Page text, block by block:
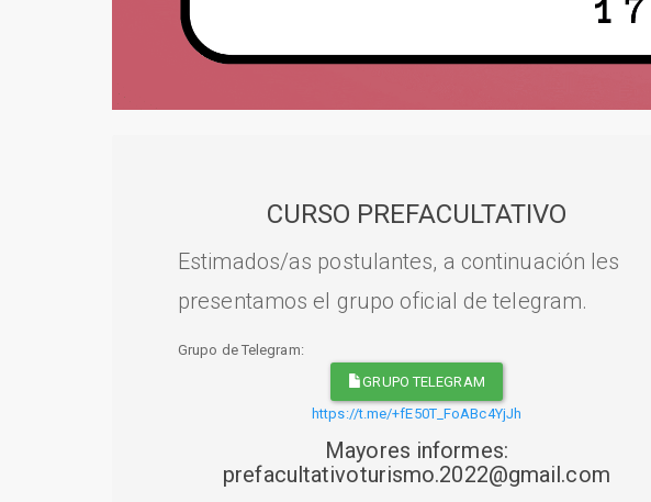
CURSO PREFACULTATIVO
Estimados/as postulantes, a continuación les
presentamos el grupo oficial de telegram.
Grupo de Telegram:
GRUPO TELEGRAM
https://t.me/+fE50T_FoABc4YjJh
Mayores informes:
prefacultativoturismo.2022@gmail.com